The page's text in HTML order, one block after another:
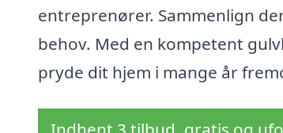
entreprenører. Sammenlign
behov. Med en kompetent
pryde dit hjem i mange år